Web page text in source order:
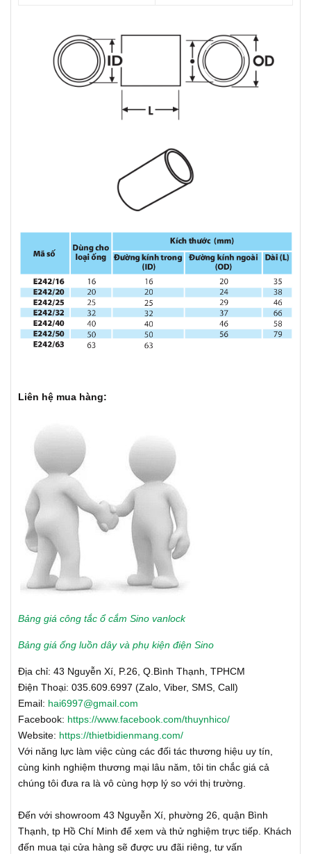
Liên hệ mua hàng:
Bảng giá công tắc ổ cắm Sino vanlock
Bảng giá ống luồn dây và phụ kiện điện Sino
Địa chỉ: 43 Nguyễn Xí, P.26, Q.Bình Thạnh, TPHCM
Điện Thoại: 035.609.6997 (Zalo, Viber, SMS, Call)
Email: hai6997@gmail.com
Facebook: https://www.facebook.com/thuynhico/
Website: https://thietbidienmang.com/
Với năng lực làm việc cùng các đối tác thương hiệu uy tín,
cùng kinh nghiệm thương mại lâu năm, tôi tin chắc giá cả
chúng tôi đưa ra là vô cùng hợp lý so với thị trường.
Đến với showroom 43 Nguyễn Xí, phường 26, quận Bình
Thạnh, tp Hồ Chí Minh để xem và thử nghiệm trực tiếp. Khách
đến mua tại cửa hàng sẽ được ưu đãi riêng, tư vấn